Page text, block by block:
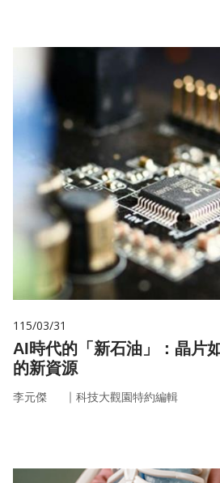
115/03/31
AI時代的「新石油」：晶片
的新資源
李元傑 ｜ 科技大觀園特約編輯